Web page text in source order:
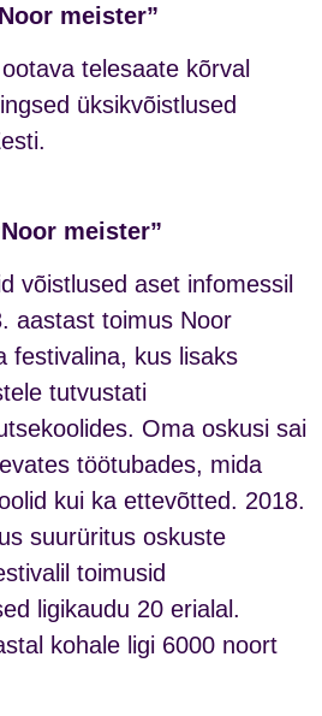
meister”
telesaate kõrval
üksikvõistlused
meister”
võistlused aset infomessil
aastast toimus Noor
festivalina, kus lisaks
tutvustati
Oma oskusi sai
töötubades, mida
kui ka ettevõtted. 2018.
suurüritus oskuste
toimusid
ligikaudu 20 erialal.
kohale ligi 6000 noort